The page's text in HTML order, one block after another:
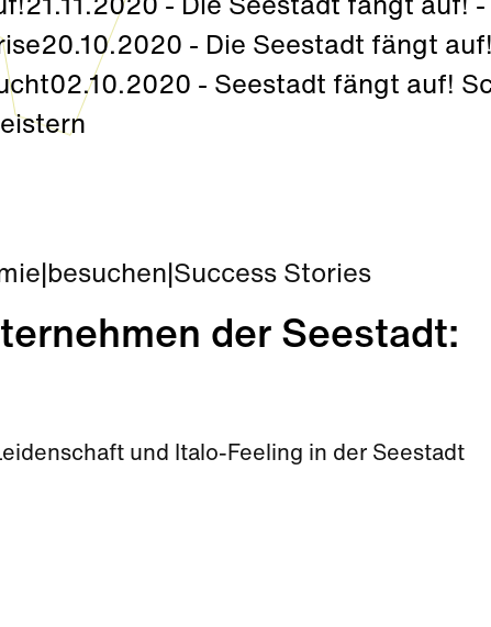
- Die Seestadt fängt auf!
- Die Seestadt fängt
- Seestadt fängt auf!
besuchen Success Stories
der Seestadt:
und Italo-Feeling in der Seestadt